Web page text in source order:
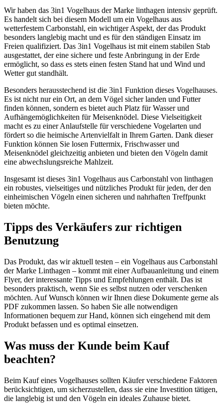
Wir haben das 3in1 Vogelhaus der Marke linthagen intensiv geprüft.
Es handelt sich bei diesem Modell um ein Vogelhaus aus
wetterfestem Carbonstahl, ein wichtiger Aspekt, der das Produkt
besonders langlebig macht und es für den ständigen Einsatz im
Freien qualifiziert. Das 3in1 Vogelhaus ist mit einem stabilen Stab
ausgestattet, der eine sichere und feste Anbringung in der Erde
ermöglicht, so dass es stets einen festen Stand hat und Wind und
Wetter gut standhält.
Besonders herausstechend ist die 3in1 Funktion dieses Vogelhauses.
Es ist nicht nur ein Ort, an dem Vögel sicher landen und Futter
finden können, sondern es bietet auch Platz für Wasser und
Aufhängemöglichkeiten für Meisenknödel. Diese Vielseitigkeit
macht es zu einer Anlaufstelle für verschiedene Vogelarten und
fördert so die heimische Artenvielfalt in Ihrem Garten. Dank dieser
Funktion können Sie losen Futtermix, Frischwasser und
Meisenknödel gleichzeitig anbieten und bieten den Vögeln damit
eine abwechslungsreiche Mahlzeit.
Insgesamt ist dieses 3in1 Vogelhaus aus Carbonstahl von linthagen
ein robustes, vielseitiges und nützliches Produkt für jeden, der den
einheimischen Vögeln einen sicheren und nahrhaften Treffpunkt
bieten möchte.
Tipps des Verkäufers zur richtigen
Benutzung
Das Produkt, das wir aktuell testen – ein Vogelhaus aus Carbonstahl
der Marke Linthagen – kommt mit einer Aufbauanleitung und einem
Flyer, der interessante Tipps und Empfehlungen enthält. Das ist
besonders praktisch, wenn Sie es selbst nutzen oder verschenken
möchten. Auf Wunsch können wir Ihnen diese Dokumente gerne als
PDF zukommen lassen. So haben Sie alle notwendigen
Informationen bequem zur Hand, können sich eingehend mit dem
Produkt befassen und es optimal einsetzen.
Was muss der Kunde beim Kauf
beachten?
Beim Kauf eines Vogelhauses sollten Käufer verschiedene Faktoren
berücksichtigen, um sicherzustellen, dass sie eine Investition tätigen,
die langlebig ist und den Vögeln ein ideales Zuhause bietet.